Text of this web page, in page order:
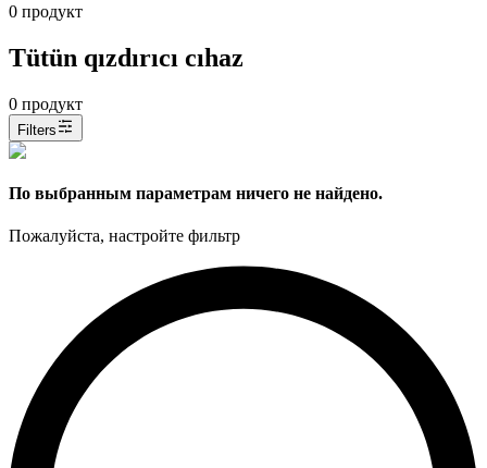
0 продукт
Tütün qızdırıcı cıhaz
0 продукт
Filters
По выбранным параметрам ничего не найдено.
Пожалуйста, настройте фильтр